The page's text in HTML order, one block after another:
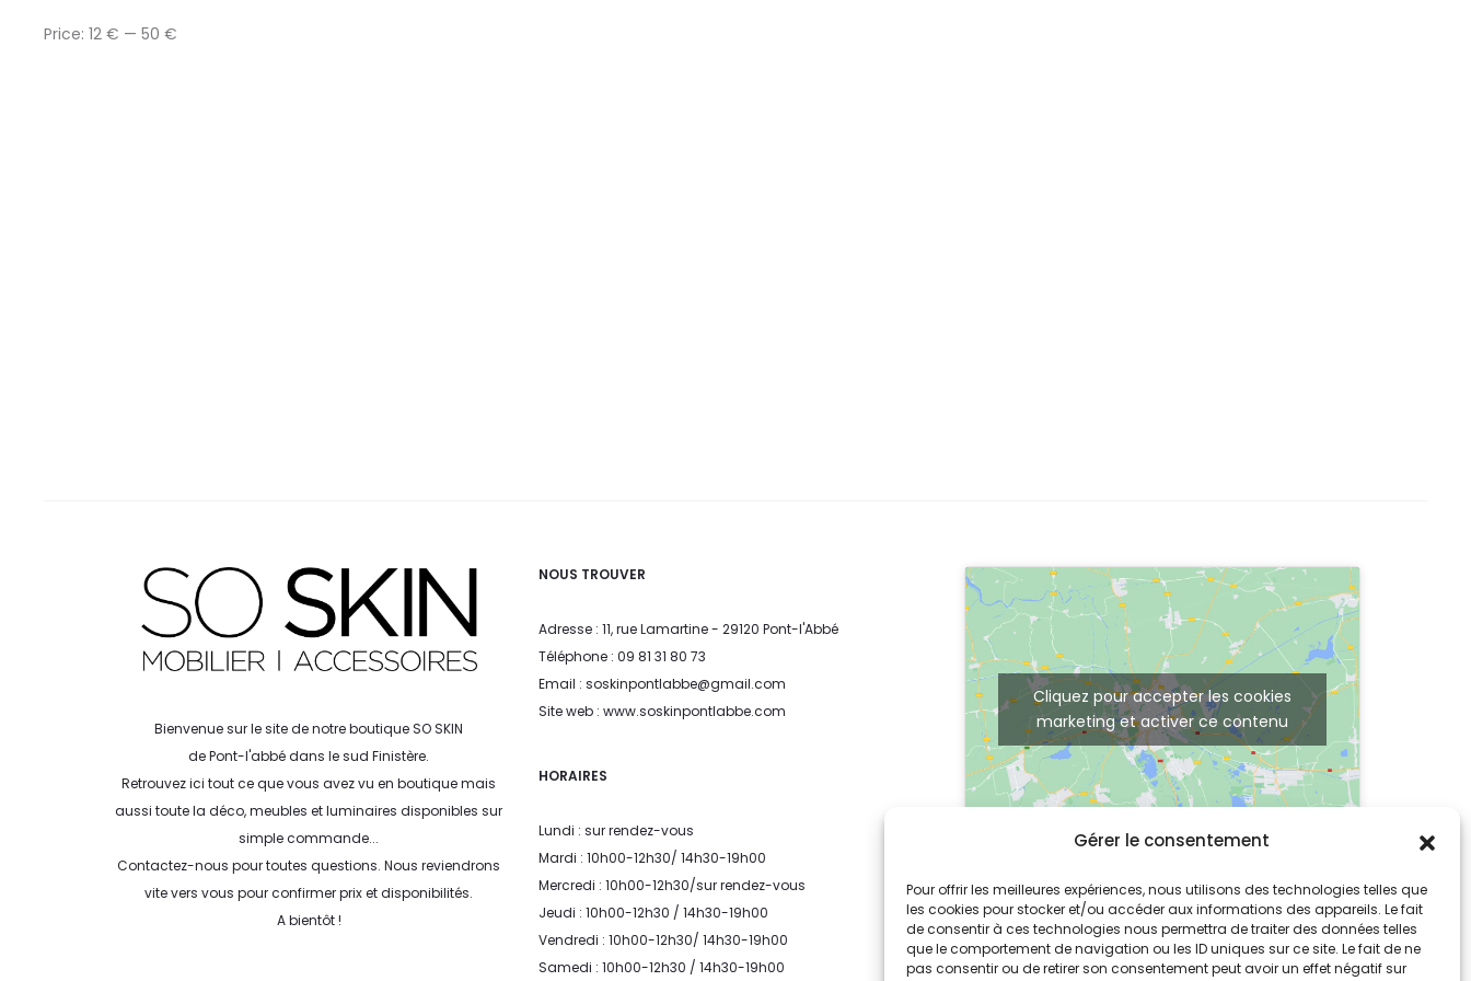
Gérer le consentement
Pour offrir les meilleures expériences, nous utilisons des technologies telles que
les cookies pour stocker et/ou accéder aux informations des appareils. Le fait
de consentir à ces technologies nous permettra de traiter des données telles
que le comportement de navigation ou les ID uniques sur ce site. Le fait de ne
pas consentir ou de retirer son consentement peut avoir un effet négatif sur
Price: 12 € — 50 €
Bienvenue sur le site de notre boutique SO SKIN
de Pont-l'abbé dans le sud Finistère.
Retrouvez ici tout ce que vous avez vu en boutique mais
aussi toute la déco, meubles et luminaires disponibles sur
simple commande...
Contactez-nous pour toutes questions. Nous reviendrons
vite vers vous pour confirmer prix et disponibilités.
A bientôt !
NOUS TROUVER
Adresse : 11, rue Lamartine - 29120 Pont-l'Abbé
Téléphone : 09 81 31 80 73
Email : soskinpontlabbe@gmail.com
Site web : www.soskinpontlabbe.com
HORAIRES
Lundi : sur rendez-vous
Mardi : 10h00-12h30/ 14h30-19h00
Mercredi : 10h00-12h30/sur rendez-vous
Jeudi : 10h00-12h30 / 14h30-19h00
Vendredi : 10h00-12h30/ 14h30-19h00
Samedi : 10h00-12h30 / 14h30-19h00
Cliquez pour accepter les cookies
marketing et activer ce contenu